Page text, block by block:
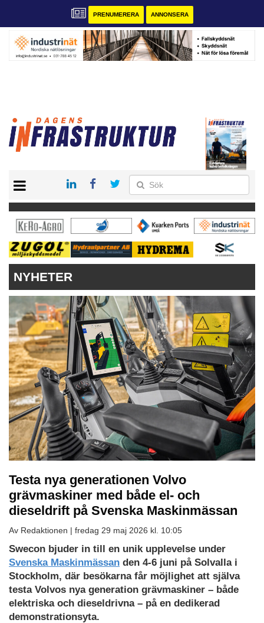
PRENUMERERA ANNONSERA
KONTAKT
VÅRA ANDRA MAGASIN
PRENUMERERA
ANNONSERA
NYHETER
Testa nya generationen Volvo
grävmaskiner med både el- och
dieseldrift på Svenska Maskinmässan
Av Redaktionen | fredag 29 maj 2026 kl. 10:05
Swecon bjuder in till en unik upplevelse under
Svenska Maskinmässan den 4-6 juni på Solvalla i
Stockholm, där besökarna får möjlighet att själva
testa Volvos nya generation grävmaskiner – både
elektriska och dieseldrivna – på en dedikerad
demonstrationsyta.